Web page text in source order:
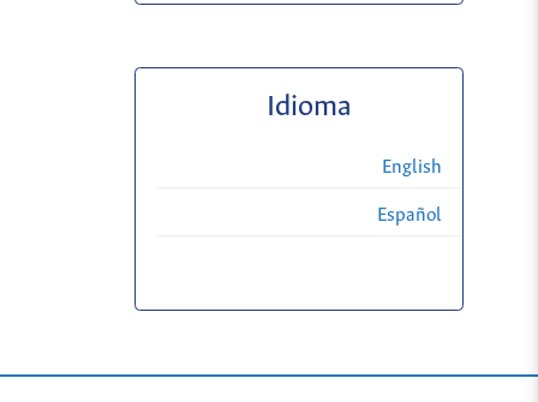
Idioma
English
Español